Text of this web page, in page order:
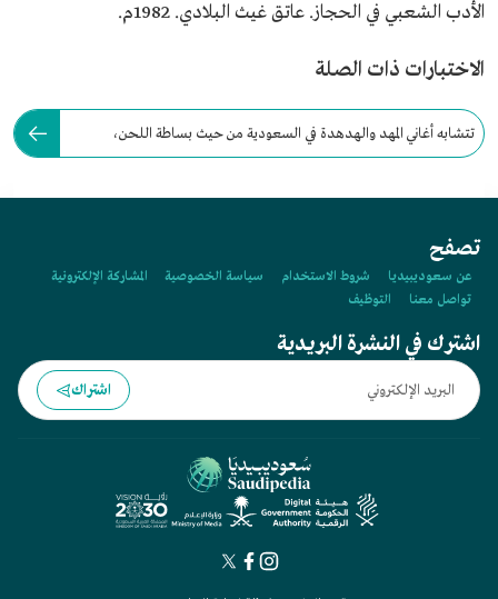
الأدب الشعبي في الحجاز. عاتق غيث البلادي. 1982م.
الاختبارات ذات الصلة
تتشابه أغاني المهد والهدهدة في السعودية من حيث بساطة اللحن،
تصفح
عن سعوديبيديا شروط الاستخدام سياسة الخصوصية
المشاركة الإلكترونية
تواصل معنا
التوظيف
اشترك في النشرة البريدية
اشتراك